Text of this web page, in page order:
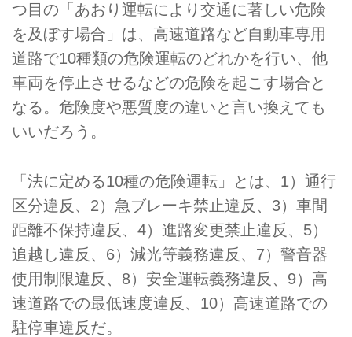
つ目の「あおり運転により交通に著しい危険
を及ぼす場合」は、高速道路など自動車専用
道路で10種類の危険運転のどれかを行い、他
車両を停止させるなどの危険を起こす場合と
なる。危険度や悪質度の違いと言い換えても
いいだろう。
「法に定める10種の危険運転」とは、1）通行
区分違反、2）急ブレーキ禁止違反、3）車間
距離不保持違反、4）進路変更禁止違反、5）
追越し違反、6）減光等義務違反、7）警音器
使用制限違反、8）安全運転義務違反、9）高
速道路での最低速度違反、10）高速道路での
駐停車違反だ。